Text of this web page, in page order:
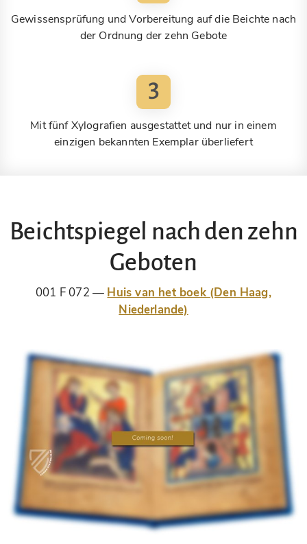
Gewissensprüfung und Vorbereitung auf die Beichte nach
der Ordnung der zehn Gebote
3
Mit fünf Xylografien ausgestattet und nur in einem
einzigen bekannten Exemplar überliefert
Beichtspiegel nach den zehn
Geboten
001 F 072
Huis van het boek (Den Haag,
Niederlande)